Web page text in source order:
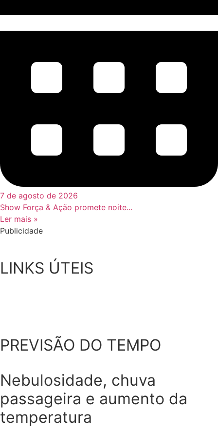
7 de agosto de 2026
Show Força & Ação promete noite...
Ler mais »
Publicidade
LINKS ÚTEIS
PREVISÃO DO TEMPO
Nebulosidade, chuva
passageira e aumento da
temperatura